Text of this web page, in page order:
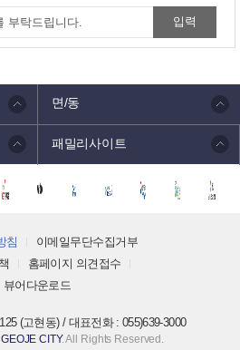
면/동
패밀리사이트
침
이메일무단수집거부
홈페이지 의견접수
뷰어다운로드
(고현동) / 대표전화 : 055)639-3000
GEOJE CITY. All Rights Reserved.